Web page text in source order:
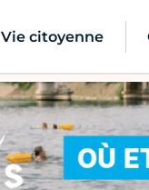
Vie citoyenne